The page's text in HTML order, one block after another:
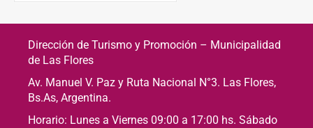
Dirección de Turismo y Promoción – Municipalidad
de Las Flores
Av. Manuel V. Paz y Ruta Nacional N°3. Las Flores,
Bs.As, Argentina.
Horario: Lunes a Viernes 09:00 a 17:00 hs. Sábado